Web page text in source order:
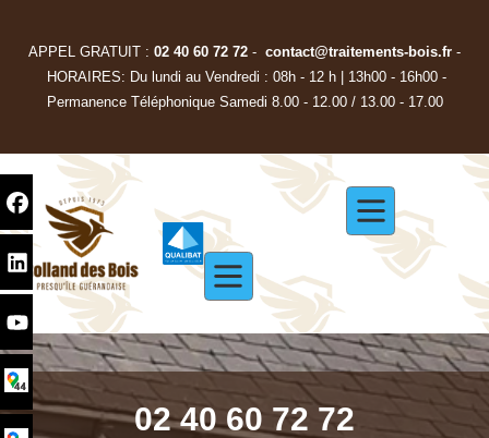
APPEL GRATUIT : 02 40 60 72 72 - contact@traitements-bois.fr -
HORAIRES: Du lundi au Vendredi : 08h - 12 h | 13h00 - 16h00 -
Permanence Téléphonique Samedi 8.00 - 12.00 / 13.00 - 17.00
02 40 60 72 72